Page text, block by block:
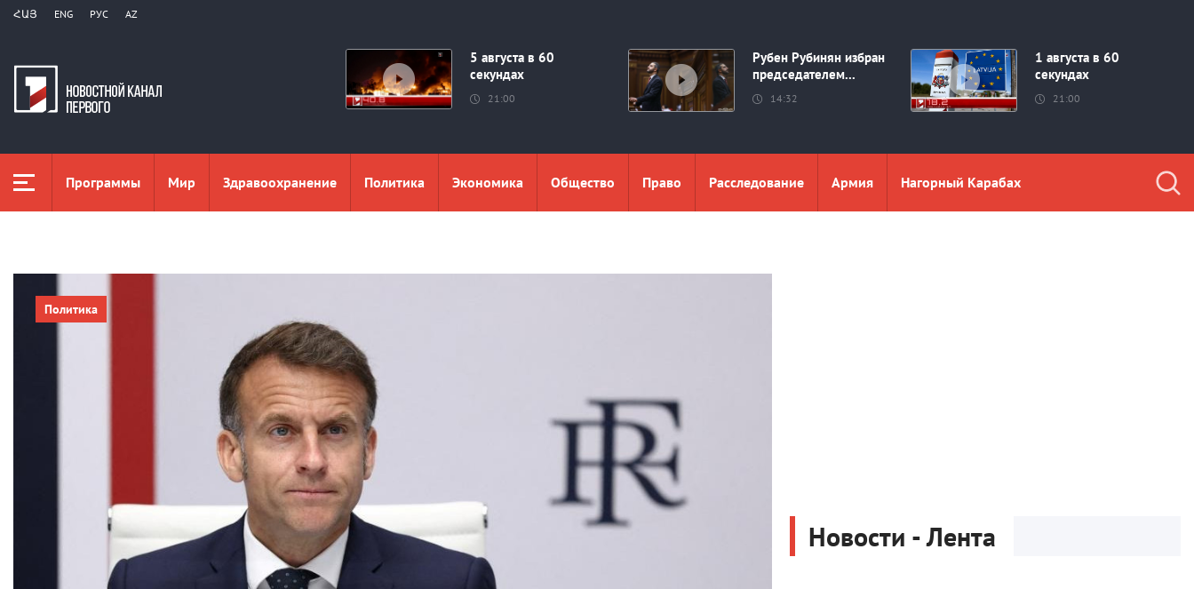
ՀԱՅ ENG РУС AZ
5 августа в 60
секундах
21:00
Рубен Рубинян избран
председателем...
14:32
1 августа в 60
секундах
21:00
Программы Мир Здравоохранение Политика Экономика Общество Право Расследование Aрмия Нагорный Карабах
Политика
Новости - Лента